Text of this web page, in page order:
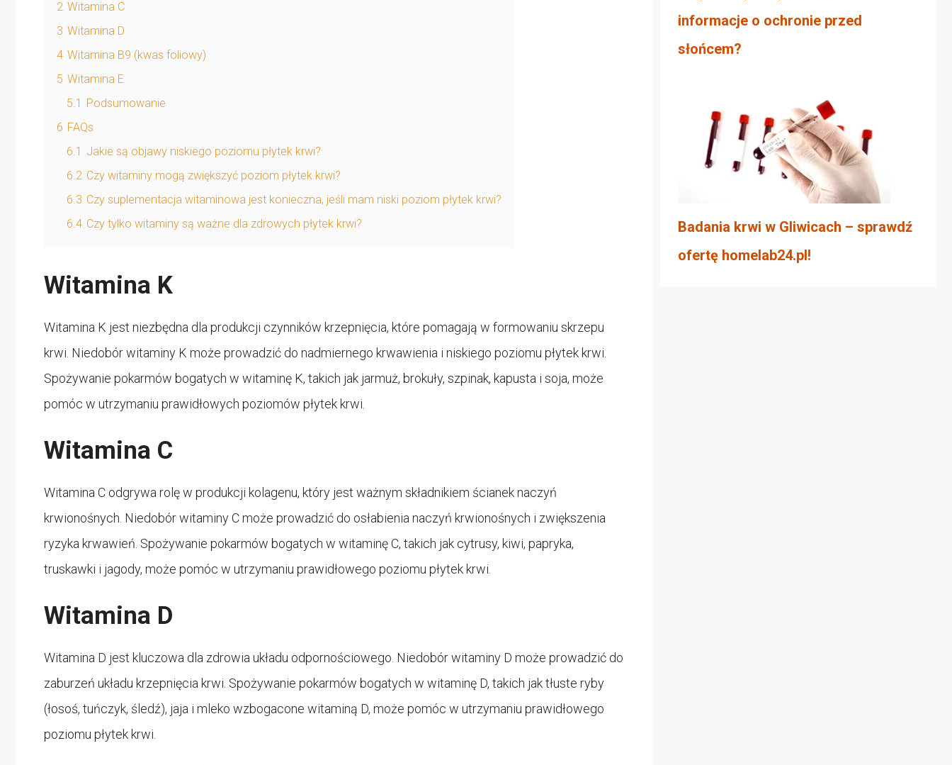
2 Witamina C
3 Witamina D
4 Witamina B9 (kwas foliowy)
5 Witamina E
5.1 Podsumowanie
6 FAQs
6.1 Jakie są objawy niskiego poziomu płytek krwi?
6.2 Czy witaminy mogą zwiększyć poziom płytek krwi?
6.3 Czy suplementacja witaminowa jest konieczna, jeśli mam niski poziom płytek krwi?
6.4 Czy tylko witaminy są ważne dla zdrowych płytek krwi?
Witamina K
Witamina K jest niezbędna dla produkcji czynników krzepnięcia, które pomagają w formowaniu skrzepu
krwi. Niedobór witaminy K może prowadzić do nadmiernego krwawienia i niskiego poziomu płytek krwi.
Spożywanie pokarmów bogatych w witaminę K, takich jak jarmuż, brokuły, szpinak, kapusta i soja, może
pomóc w utrzymaniu prawidłowych poziomów płytek krwi.
Witamina C
Witamina C odgrywa rolę w produkcji kolagenu, który jest ważnym składnikiem ścianek naczyń
krwionośnych. Niedobór witaminy C może prowadzić do osłabienia naczyń krwionośnych i zwiększenia
ryzyka krwawień. Spożywanie pokarmów bogatych w witaminę C, takich jak cytrusy, kiwi, papryka,
truskawki i jagody, może pomóc w utrzymaniu prawidłowego poziomu płytek krwi.
Witamina D
Witamina D jest kluczowa dla zdrowia układu odpornościowego. Niedobór witaminy D może prowadzić do
zaburzeń układu krzepnięcia krwi. Spożywanie pokarmów bogatych w witaminę D, takich jak tłuste ryby
(łosoś, tuńczyk, śledź), jaja i mleko wzbogacone witaminą D, może pomóc w utrzymaniu prawidłowego
poziomu płytek krwi.
informacje o ochronie przed
słońcem?
Badania krwi w Gliwicach – sprawdź
ofertę homelab24.pl!